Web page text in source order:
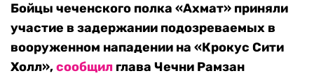
Бойцы чеченского полка «Ахмат» приняли
участие в задержании подозреваемых в
вооруженном нападении на «Крокус Сити
Холл»,сообщил глава Чечни Рамзан